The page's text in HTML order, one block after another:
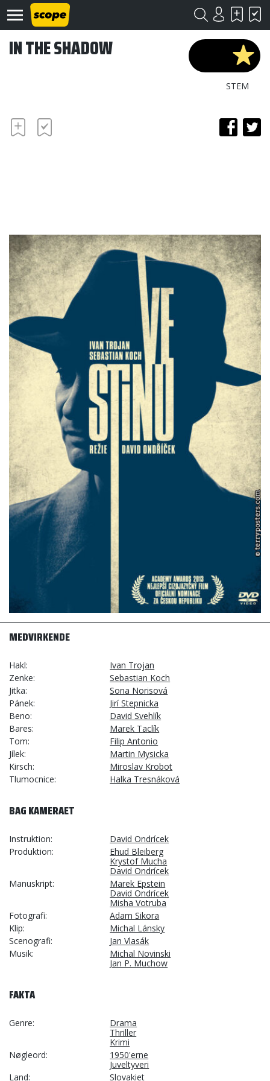
STEM
IN THE SHADOW
MEDVIRKENDE
Hakl
Ivan Trojan
Zenke
Sebastian Koch
Jitka
Sona Norisová
Pánek
Jirí Stepnicka
Beno
David Svehlík
Bares
Marek Taclík
Tom
Filip Antonio
Jílek
Martin Mysicka
Kirsch
Miroslav Krobot
Tlumocnice
Halka Tresnáková
BAG KAMERAET
Instruktion
David Ondrícek
Produktion
Ehud Bleiberg
Krystof Mucha
David Ondrícek
Manuskript
Marek Epstein
David Ondrícek
Misha Votruba
Fotografi
Adam Sikora
Klip
Michal Lánsky
Scenografi
Jan Vlasák
Musik
Michal Novinski
Jan P. Muchow
FAKTA
Genre
Drama
Thriller
Krimi
Nøgleord
1950'erne
Juveltyveri
Land
Slovakiet